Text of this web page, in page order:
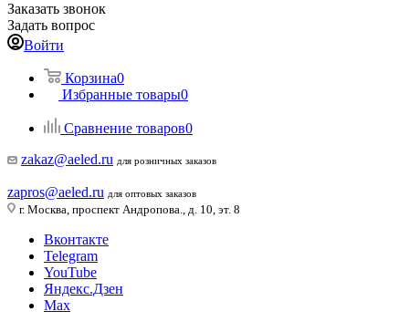
Заказать звонок
Задать вопрос
Войти
Корзина0
Избранные товары0
Сравнение товаров0
zakaz@aeled.ru для розничных заказов
zapros@aeled.ru для оптовых заказов
г. Москва, проспект Андропова., д. 10, эт. 8
Вконтакте
Telegram
YouTube
Яндекс.Дзен
Max